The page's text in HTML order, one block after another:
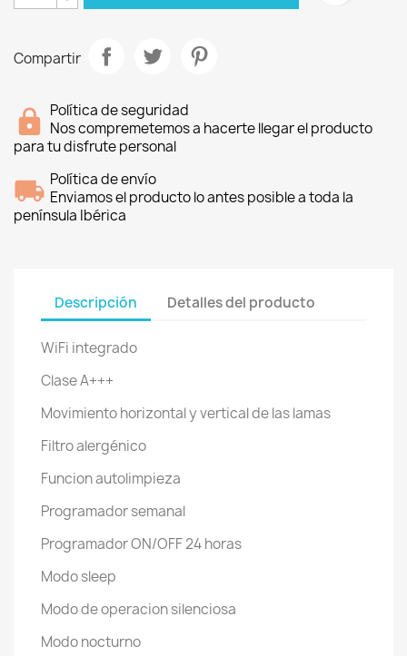
Compartir
Política de seguridad
Nos compremetemos a hacerte llegar el producto
para tu disfrute personal
Política de envío
Enviamos el producto lo antes posible a toda la
península Ibérica
Descripción Detalles del producto
WiFi integrado
Clase A+++
Movimiento horizontal y vertical de las lamas
Filtro alergénico
Funcion autolimpieza
Programador semanal
Programador ON/OFF 24 horas
Modo sleep
Modo de operacion silenciosa
Modo nocturno